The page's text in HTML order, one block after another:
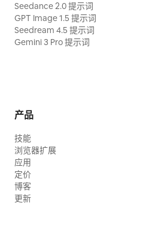
Seedance 2.0 提示词
GPT Image 1.5 提示词
Seedream 4.5 提示词
Gemini 3 Pro 提示词
产品
技能
浏览器扩展
应用
定价
博客
更新